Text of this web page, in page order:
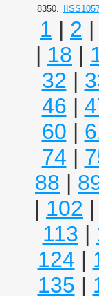
8350.
1 | 2 |
| 18 |
32 |
46 |
60 |
74 |
88 |
| 102 |
113 |
124 |
135 |